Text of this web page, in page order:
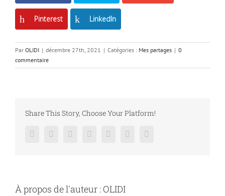
Pinterest LinkedIn
Par OLIDI | décembre 27th, 2021 | Catégories : Mes partages | 0
commentaire
Share This Story, Choose Your Platform!
FacebookTwitter LinkedInReddit Google+Pinterest
À propos de l'auteur : OLIDI